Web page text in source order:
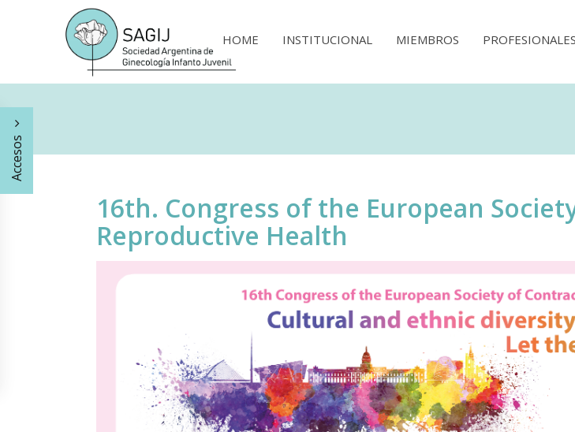
HOME INSTITUCIONAL MIEMBROS PROFESIONALES
Accesos
16th. Congress of the European
Reproductive Health